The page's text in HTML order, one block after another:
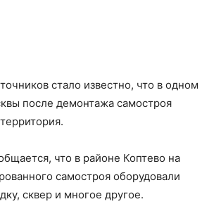
стало известно, что в одном
после демонтажа самостроя
что в районе Коптево на
самостроя оборудовали
сквер и многое другое.